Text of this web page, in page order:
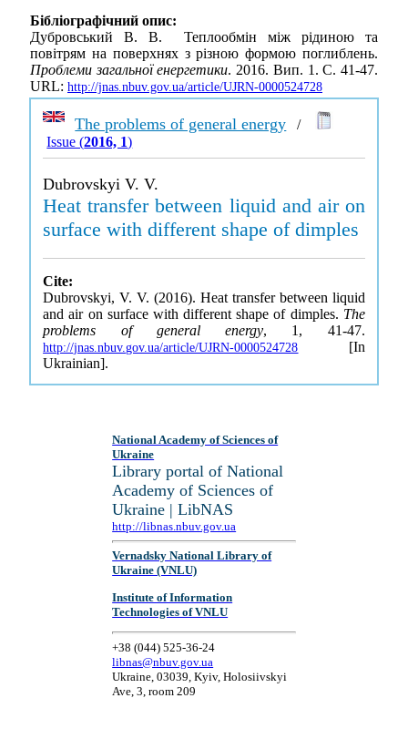
Бібліографічний опис:
Дубровський В. В. Теплообмін між рідиною та
повітрям на поверхнях з різною формою поглиблень.
Проблеми загальної енергетики. 2016. Вип. 1. С. 41-47.
URL: http://jnas.nbuv.gov.ua/article/UJRN-0000524728
The problems of general energy /
Issue (2016, 1)
Dubrovskyi V. V.
Heat transfer between liquid and air on
surface with different shape of dimples
Cite:
Dubrovskyi, V. V. (2016). Heat transfer between liquid
and air on surface with different shape of dimples. The
problems of general energy, 1, 41-47.
http://jnas.nbuv.gov.ua/article/UJRN-0000524728 [In
Ukrainian].
National Academy of Sciences of
Ukraine
Library portal of National
Academy of Sciences of
Ukraine | LibNAS
http://libnas.nbuv.gov.ua
Vernadsky National Library of
Ukraine (VNLU)
Institute of Information
Technologies of VNLU
+38 (044) 525-36-24
libnas@nbuv.gov.ua
Ukraine, 03039, Kyiv, Holosiivskyi
Ave, 3, room 209